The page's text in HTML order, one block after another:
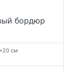
бордюр
см